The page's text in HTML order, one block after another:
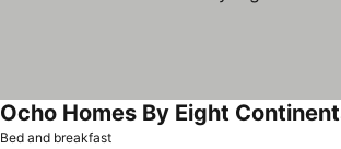
Bed and breakfast
Ocho Homes By Eight